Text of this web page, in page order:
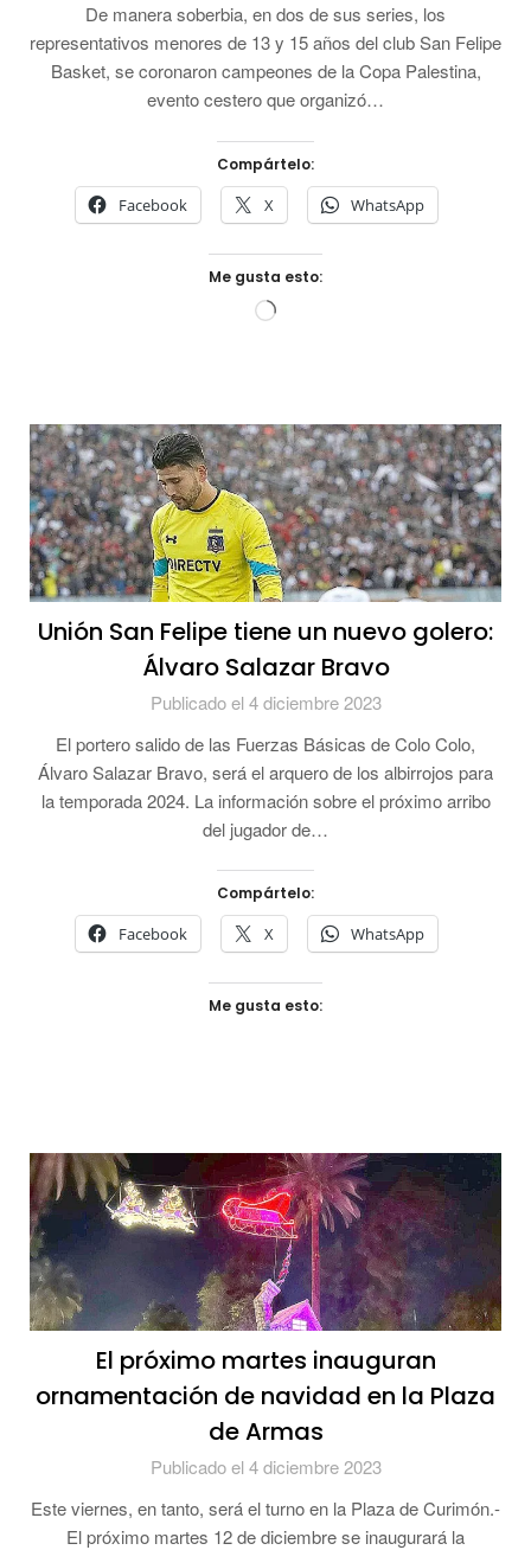
De manera soberbia, en dos de sus series, los
representativos menores de 13 y 15 años del club San Felipe
Basket, se coronaron campeones de la Copa Palestina,
evento cestero que organizó…
Compártelo:
Facebook X WhatsApp
Me gusta esto:
Cargando...
Unión San Felipe tiene un nuevo golero:
Álvaro Salazar Bravo
Publicado el 4 diciembre 2023
El portero salido de las Fuerzas Básicas de Colo Colo,
Álvaro Salazar Bravo, será el arquero de los albirrojos para
la temporada 2024. La información sobre el próximo arribo
del jugador de…
Compártelo:
Facebook X WhatsApp
Me gusta esto:
El próximo martes inauguran
ornamentación de navidad en la Plaza
de Armas
Publicado el 4 diciembre 2023
Este viernes, en tanto, será el turno en la Plaza de Curimón.-
El próximo martes 12 de diciembre se inaugurará la